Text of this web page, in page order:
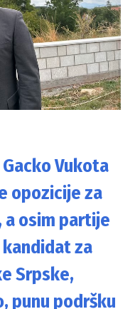
Vukota
opozicije za
a osim partije
za
Srpske,
punu podršku